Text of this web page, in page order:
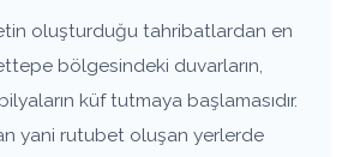
oluşturduğu tahribatlardan en
bölgesindeki duvarların,
küf tutmaya başlamasıdır.
yani rutubet oluşan yerlerde